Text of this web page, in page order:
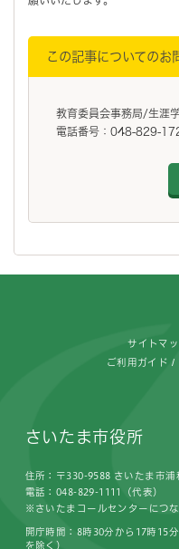
この記事についてのお
教育委員会事務局/生涯
電話番号：048-829-
サイトマ
ご利用ガイド
さいたま市役所
住所：〒330-9588 さいたま市浦
電話：048-829-1111（代表）
※さいたまコールセンターにつな
開庁時間：8時30分から17時15
を除く）